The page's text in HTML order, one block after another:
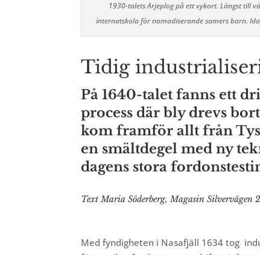
1930-talets Arjeplog på ett vykort. Längst till
internatskola för nomadiserande samers barn.
Tidig
På 1640-talet fanns ett
process där bly drevs
kom framför allt från
en smältdegel med ny
dagens stora
Text Maria Söderberg, Magasin Silvervägen
Med fyndigheten i Nasafjäll 1634 tog